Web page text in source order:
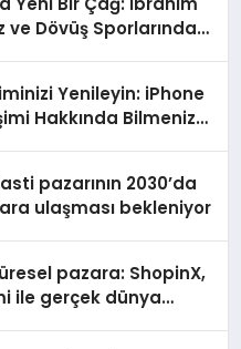
ve Dövüş Sporlarında
Yenileyin: iPhone
Hakkında Bilmeniz
pazarının 2030’da
ulaşması bekleniyor
pazara: ShopinX,
ile gerçek dünya